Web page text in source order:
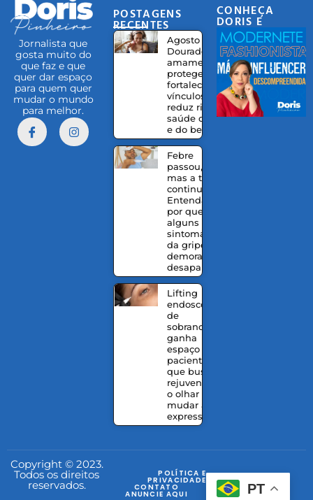
Jornalista que
gosta muito do
que faz e que
quer dar espaço
para quem quer
mudar o mundo
para melhor.
POSTAGENS
RECENTES
Agosto
Dourado:
amamentação
protege,
fortalece
vínculos e
reduz riscos à
saúde da mãe
e do bebê
Febre
passou,
mas a tosse
continua?
Entenda
por que
alguns
sintomas
da gripe
demoram a
desaparecer
Lifting
endoscópico
de
sobrancelhas
ganha
espaço entre
pacientes
que buscam
rejuvenescer
o olhar sem
mudar a
expressão
CONHEÇA
DORIS E
EQUIPE
Copyright © 2023.
Todos os direitos
reservados.
POLÍTICA E
PRIVACIDADE
CONTATO
ANUNCIE AQUI PT